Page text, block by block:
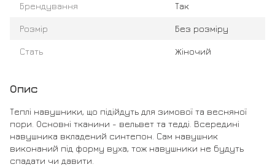
Брендування Так
Розмір Без розміру
Стать Жіночий
Опис
Теплі навушники, що підійдуть для зимової та весняної
пори. Основні тканини - вельвет та тедді. Всередині
навушника вкладений синтепон. Сам навушник
виконаний під форму вуха, тож навушники не будуть
спадати чи давити.